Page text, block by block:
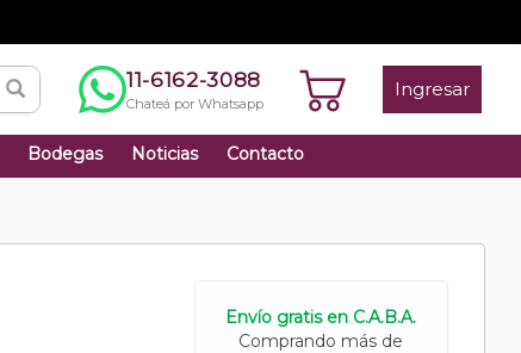
11-6162-3088
Chateá por Whatsapp
Ingresar
Bodegas Noticias Contacto
Envío gratis en C.A.B.A.
Comprando más de